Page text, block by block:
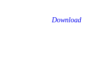
Download